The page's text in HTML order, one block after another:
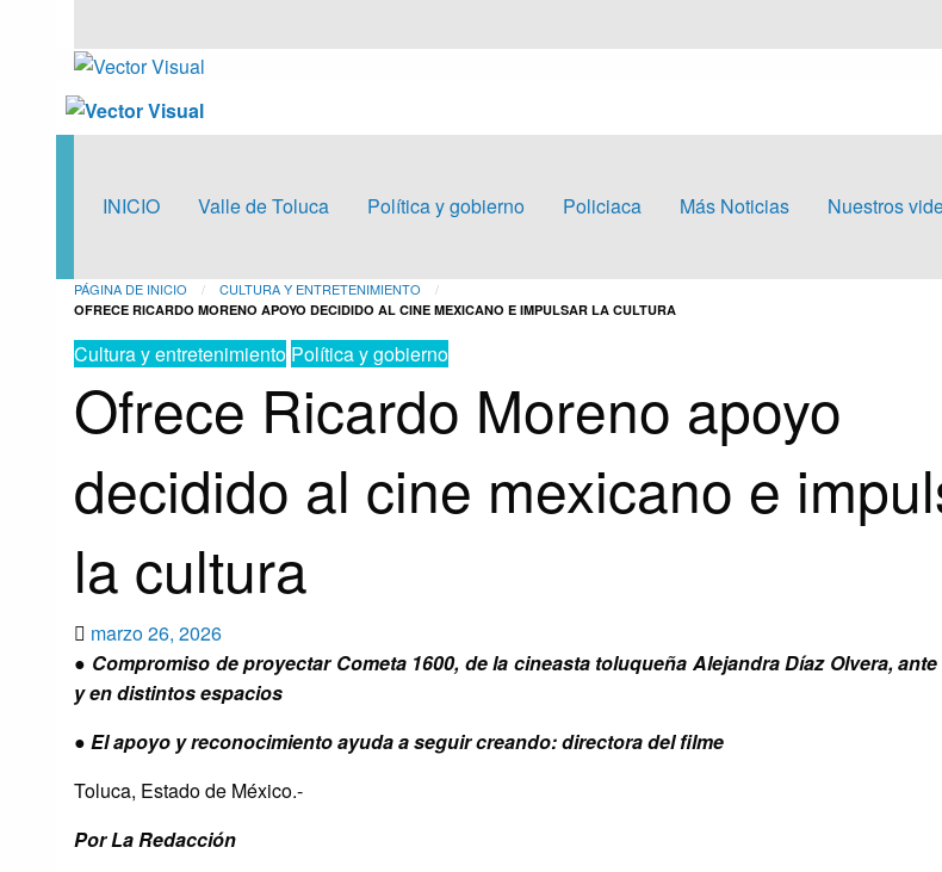
Vector Visual
Noticias y Producción Audiovisual
Noticias y Producción Audiovisual
INICIO Valle de Toluca Política y gobierno Policiaca Más Noticias Nuestros
PÁGINA DE INICIO CULTURA Y ENTRETENIMIENTO
OFRECE RICARDO MORENO APOYO DECIDIDO AL CINE MEXICANO E IMPULSAR LA CULTURA
Cultura y entretenimiento Política y gobierno
Ofrece Ricardo Moreno apoyo
decidido al cine mexicano e
la cultura
Publicado
el
marzo 26, 2026
● Compromiso de proyectar Cometa 1600, de la cineasta toluqueña Alejandra Díaz Olvera,
y en distintos espacios
● El apoyo y reconocimiento ayuda a seguir creando: directora del filme
Toluca, Estado de México.-
Por La Redacción